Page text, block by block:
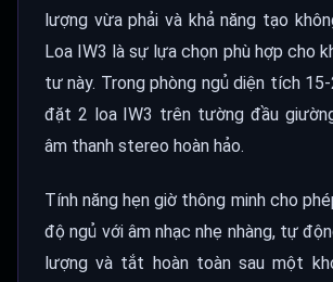
lượng vừa phải và khả năng tạo
Loa IW3 là sự lựa chọn phù hợp cho
tư này. Trong phòng ngủ diện tích
đặt 2 loa IW3 trên tường đầu
âm thanh stereo hoàn hảo.
Tính năng hẹn giờ thông minh cho
độ ngủ với âm nhạc nhẹ nhàng, tự
lượng và tắt hoàn toàn sau một